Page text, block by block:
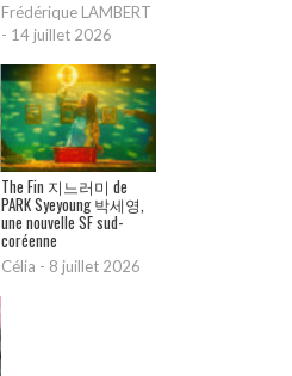
Frédérique LAMBERT
- 14 juillet 2026
The Fin 지느러미 de
PARK Syeyoung 박세영,
une nouvelle SF sud-
coréenne
Célia - 8 juillet 2026